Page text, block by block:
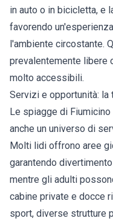
in auto o in bicicletta, e
favorendo
l'ambiente circostante.
prevalentemente libere
molto accessibili.
Servizi e opportunità: la
Le spiagge di
anche un universo di
Molti lidi offrono aree
garantendo
mentre gli adulti
cabine private e docce
sport, diverse strutture